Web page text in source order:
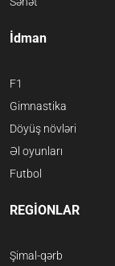
İdman
F1
Gimnastika
Döyüş növləri
Əl oyunları
Futbol
REGİONLAR
Şimal-qərb